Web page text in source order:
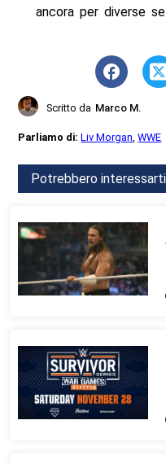
ancora per diverse
Scritto da Marco M.
Parliamo di:Liv Morgan ,WWE
Potrebbero interessarti